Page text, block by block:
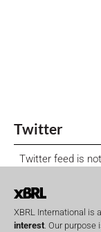
Twitter
Twitter feed is
XBRL International is
interest . Our